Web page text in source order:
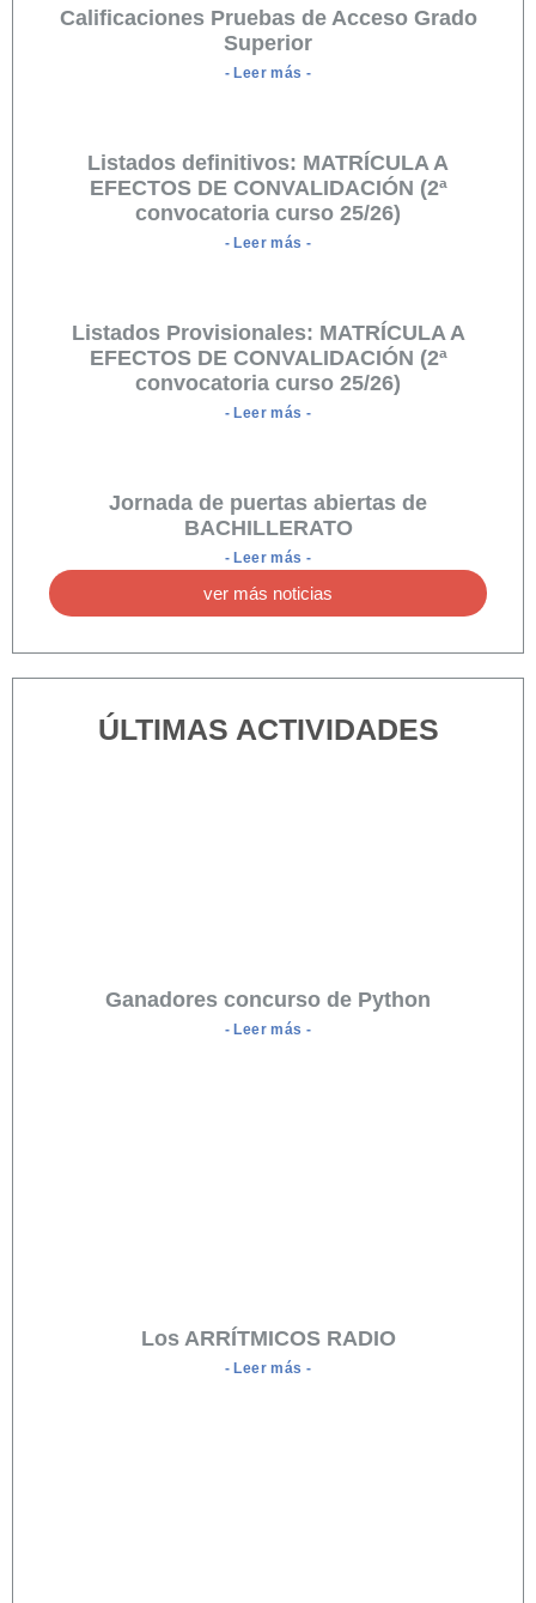
Calificaciones Pruebas de Acceso Grado
Superior
- Leer más -
Listados definitivos: MATRÍCULA A
EFECTOS DE CONVALIDACIÓN (2ª
convocatoria curso 25/26)
- Leer más -
Listados Provisionales: MATRÍCULA A
EFECTOS DE CONVALIDACIÓN (2ª
convocatoria curso 25/26)
- Leer más -
Jornada de puertas abiertas de
BACHILLERATO
- Leer más -
ver más noticias
ÚLTIMAS ACTIVIDADES
Ganadores concurso de Python
- Leer más -
Los ARRÍTMICOS RADIO
- Leer más -